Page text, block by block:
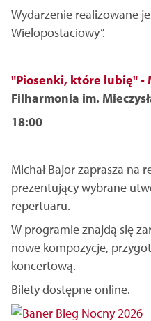
Wydarzenie realizowane
Wielopostaciowy”.
"Piosenki, które lubię" -
Filharmonia im.
18:00
Michał Bajor zaprasza na
prezentujący wybrane
repertuaru.
W programie znajdą się
nowe kompozycje,
koncertową.
Bilety dostępne online.